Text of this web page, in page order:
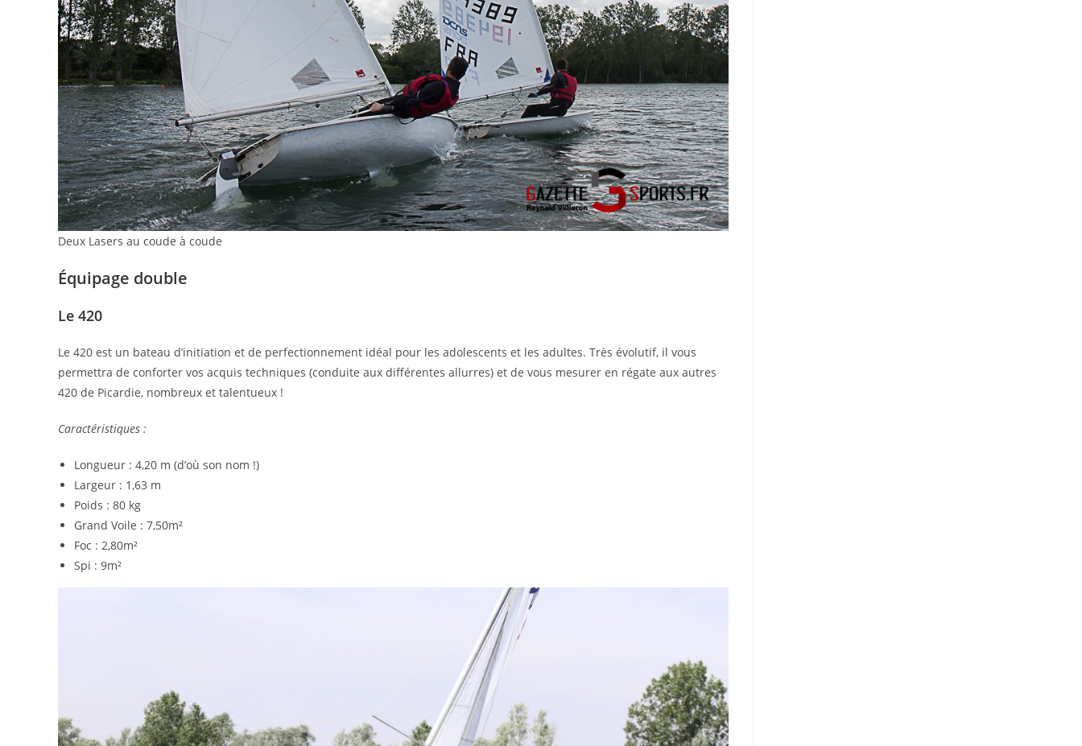
Deux Lasers au coude à coude
Équipage double
Le 420
Le 420 est un bateau d’initiation et de perfectionnement idéal pour les adolescents et les adultes. Très évolutif, il vous
permettra de conforter vos acquis techniques (conduite aux différentes allurres) et de vous mesurer en régate aux autres
420 de Picardie, nombreux et talentueux !
Caractéristiques :
Longueur : 4,20 m (d’où son nom !)
Largeur : 1,63 m
Poids : 80 kg
Grand Voile : 7,50m²
Foc : 2,80m²
Spi : 9m²